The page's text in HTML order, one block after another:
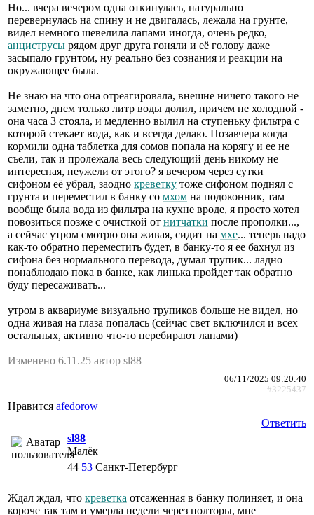
Но... вчера вечером одна откинулась, натурально
перевернулась на спину и не двигалась, лежала на грунте,
видел немного шевелила лапами иногда, очень редко,
анциструсы рядом друг друга гоняли и её голову даже
засыпало грунтом, ну реально без сознания и реакции на
окружающее была.
Не знаю на что она отреагировала, внешне ничего такого не
заметно, днем только литр воды долил, причем не холодной -
она часа 3 стояла, и медленно вылил на ступеньку фильтра с
которой стекает вода, как и всегда делаю. Позавчера когда
кормили одна таблетка для сомов попала на корягу и ее не
съели, так и пролежала весь следующий день никому не
интересная, неужели от этого? я вечером через сутки
сифоном её убрал, заодно креветку тоже сифоном поднял с
грунта и переместил в банку со мхом на подоконник, там
вообще была вода из фильтра на кухне вроде, я просто хотел
повозиться позже с очисткой от нитчатки после прополки...,
а сейчас утром смотрю она живая, сидит на мхе... теперь надо
как-то обратно переместить будет, в банку-то я ее бахнул из
сифона без нормального перевода, думал трупик... ладно
понаблюдаю пока в банке, как линька пройдет так обратно
буду пересаживать...
утром в аквариуме визуально трупиков больше не видел, но
одна живая на глаза попалась (сейчас свет включился и всех
остальных, активно что-то перебирают лапами)
Изменено 6.11.25 автор sl88
06/11/2025 09:20:40
#3225437
Нравится afedorow
Ответить
sl88
Малёк
44 53 Санкт-Петербург
Ждал ждал, что креветка отсаженная в банку полиняет, и она
короче так там и умерла недели через полторы, мне